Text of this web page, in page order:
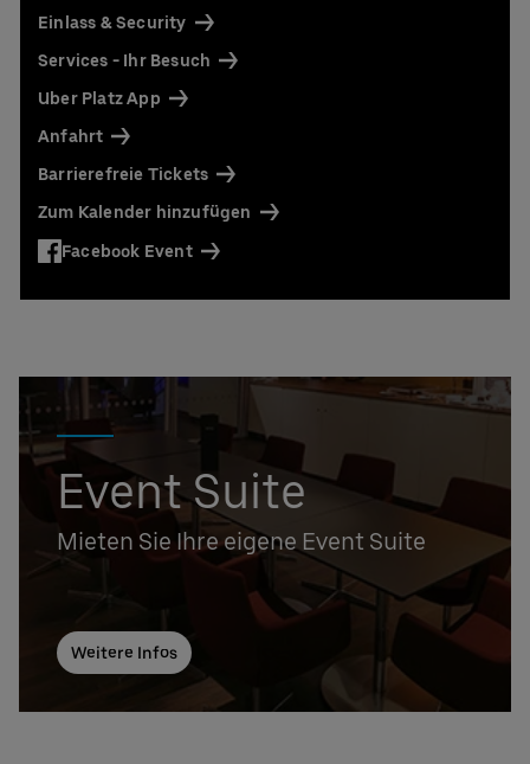
Einlass & Security
Services - Ihr Besuch
Uber Platz App
Anfahrt
Barrierefreie Tickets
Zum Kalender hinzufügen
Facebook Event
Event Suite
Mieten Sie Ihre eigene Event Suite
Weitere Infos
UBER RIDE Rabattcode für Fahrten von und zur
Uber Arena in Berlin
Stefan Santos Ferreira
Telefon: +49 (0) 30 / 2060708-239
Telefon: +49 (0) 30 / 2060708-238
E-Mail